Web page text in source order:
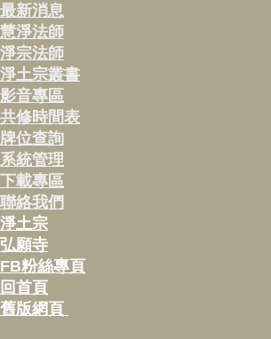
最新消息
慧淨法師
淨宗法師
淨土宗叢書
影音專區
共修時間表
牌位查詢
系統管理
下載專區
聯絡我們
淨土宗
弘願寺
FB粉絲專頁
回首頁
舊版網頁